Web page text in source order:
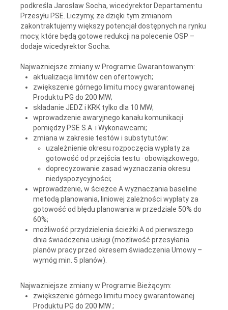
podkreśla Jarosław Socha, wicedyrektor Departamentu
Przesyłu PSE. Liczymy, że dzięki tym zmianom
zakontraktujemy większy potencjał dostępnych na rynku
mocy, które będą gotowe redukcji na polecenie OSP –
dodaje wicedyrektor Socha.
Najważniejsze zmiany w Programie Gwarantowanym:
aktualizacja limitów cen ofertowych;
zwiększenie górnego limitu mocy gwarantowanej
Produktu PG do 200 MW;
składanie JEDZ i KRK tylko dla 10 MW;
wprowadzenie awaryjnego kanału komunikacji
pomiędzy PSE S.A. i Wykonawcami;
zmiana w zakresie testów i substytutów:
uzależnienie okresu rozpoczęcia wypłaty za
gotowość od przejścia testu · obowiązkowego;
doprecyzowanie zasad wyznaczania okresu
niedyspozycyjności;
wprowadzenie, w ścieżce A wyznaczania baseline
metodą planowania, liniowej zależności wypłaty za
gotowość od błędu planowania w przedziale 50% do
60%;
możliwość przydzielenia ścieżki A od pierwszego
dnia świadczenia usługi (możliwość przesyłania
planów pracy przed okresem świadczenia Umowy –
wymóg min. 5 planów).
Najważniejsze zmiany w Programie Bieżącym:
zwiększenie górnego limitu mocy gwarantowanej
Produktu PG do 200 MW ;